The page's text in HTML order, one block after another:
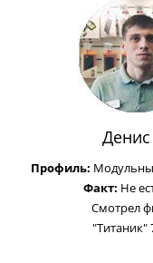
Профиль:
Факт: Не
Смотрел
"Титаник"